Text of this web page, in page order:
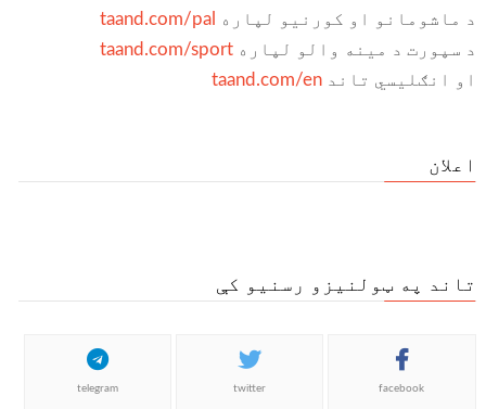
د ماشومانو او کورنیو لپاره
taand.com/pal
د سپورت د مینه والو لپارهtaand.com/sport
او انګلیسي تاندtaand.com/en
اعلان
تاند په ټولنیزو رسنیو کې
facebook
twitter
telegram